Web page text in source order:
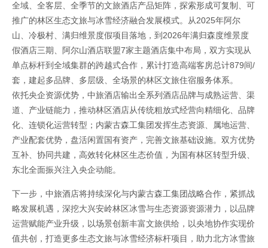
全域、全客层、全季节的文旅酒店产品矩阵，探索形成可复制、可
推广的林区生态文旅与冰雪经济融合发展模式。从2025年阿尔
山、冷极村、满归维景度假项目落地，到2026年满归森度维景度
假酒店三期、阿尔山酒店联盟7家主题酒店集中布局，双方实现从
单点标杆到全域集群的跨越式合作，累计打造高端客房总计879间/
套，建起多品牌、多层级、全场景的林区文旅住宿服务体系。
依托央企资源优势，中旅酒店输出全系列酒店品牌与成熟运营、渠
道、产业链能力，推动林区酒店从传统粗放式经营向精细化、品牌
化、连锁化运营转型；内蒙古森工集团发挥生态资源、属地运营、
产业配套优势，盘活闲置国有资产，完善文旅基础设施。双方优势
互补、协同共建，高效转化林区生态价值，为国有林区转型升级、
东北全面振兴注入央企动能。
下一步，中旅酒店将持续深化与内蒙古森工集团战略合作，紧抓战
略发展机遇，深挖大兴安岭林区冰雪与生态资源资源潜力，以品牌
运营赋能产业升级，以场景创新丰富文旅供给，以央地协作实现价
值共创，打造更多生态文旅与冰雪经济标杆项目，助力北方冰雪旅